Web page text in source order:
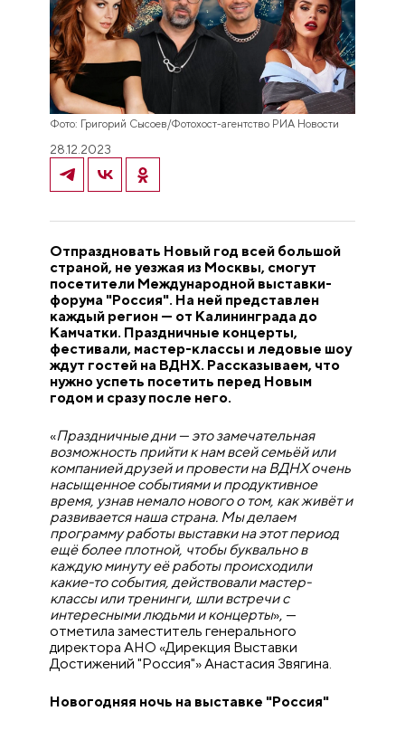
Фото: Григорий Сысоев/Фотохост-агентство РИА Новости
28.12.2023
Отпраздновать Новый год всей большой
страной, не уезжая из Москвы, смогут
посетители Международной выставки-
форума "Россия". На ней представлен
каждый регион — от Калининграда до
Камчатки. Праздничные концерты,
фестивали, мастер-классы и ледовые шоу
ждут гостей на ВДНХ. Рассказываем, что
нужно успеть посетить перед Новым
годом и сразу после него.
«Праздничные дни — это замечательная
возможность прийти к нам всей семьёй или
компанией друзей и провести на ВДНХ очень
насыщенное событиями и продуктивное
время, узнав немало нового о том, как живёт и
развивается наша страна. Мы делаем
программу работы выставки на этот период
ещё более плотной, чтобы буквально в
каждую минуту её работы происходили
какие-то события, действовали мастер-
классы или тренинги, шли встречи с
интересными людьми и концерты», —
отметила заместитель генерального
директора АНО «Дирекция Выставки
Достижений "Россия"» Анастасия Звягина.
Новогодняя ночь на выставке "Россия"